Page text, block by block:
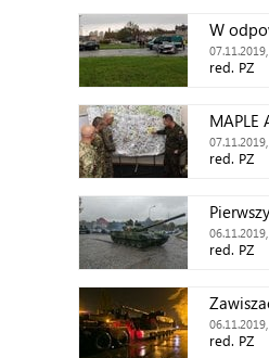
W
red. PZ
MAPLE
red. PZ
red. PZ
red. PZ